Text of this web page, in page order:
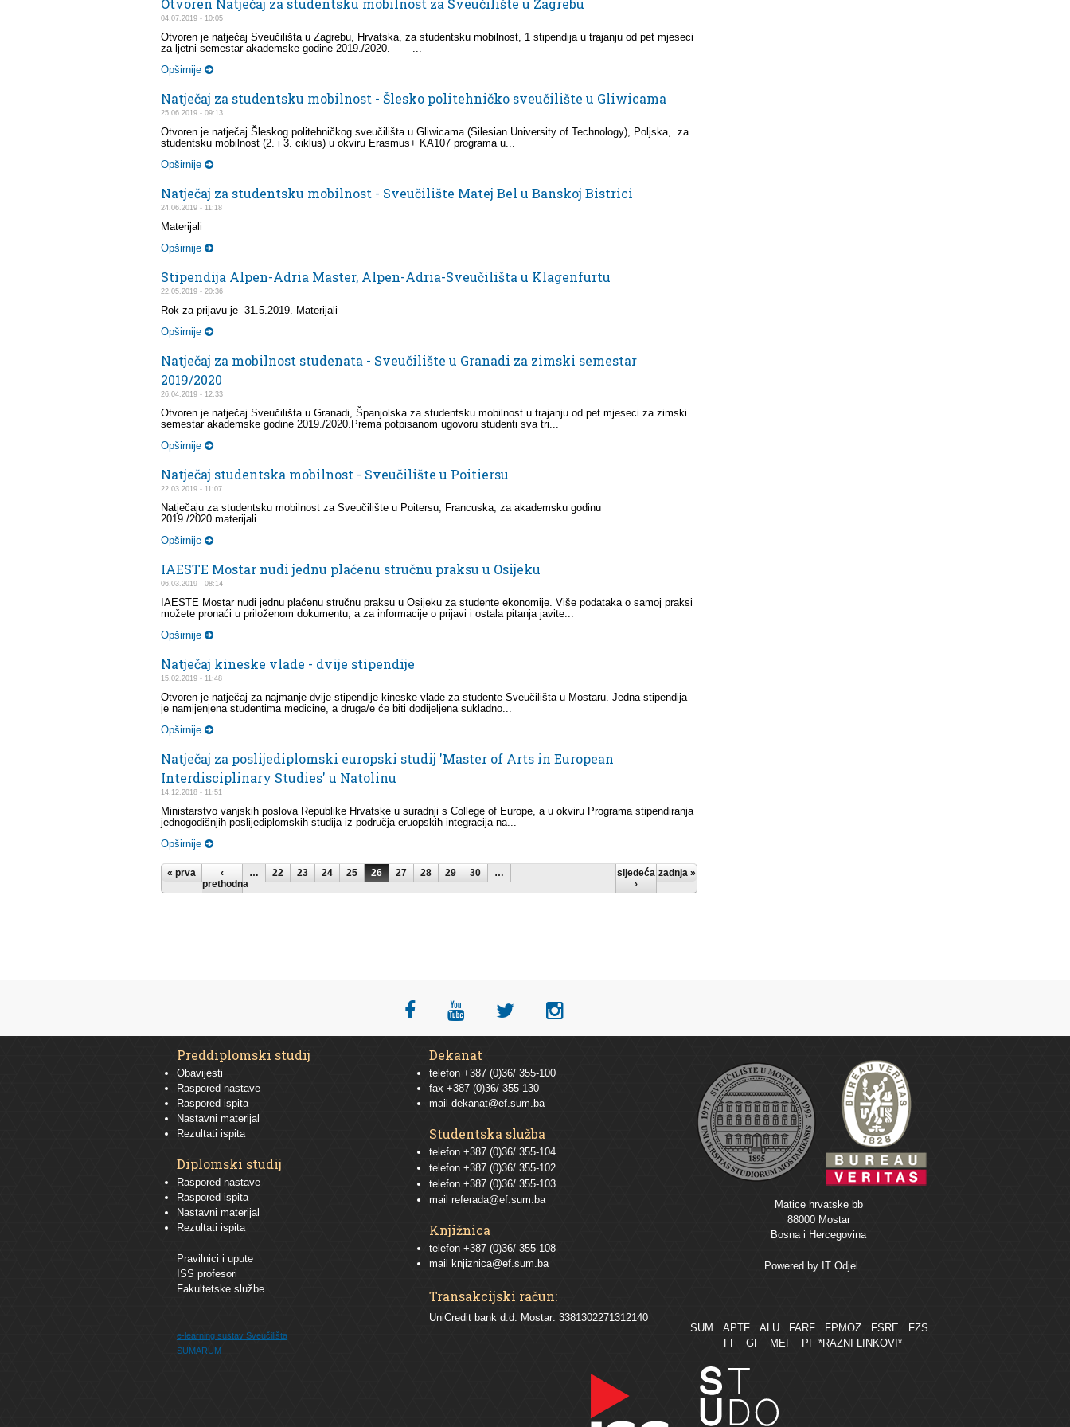
Otvoren Natječaj za studentsku mobilnost za Sveučilište u Zagrebu
04.07.2019 - 10:05
Otvoren je natječaj Sveučilišta u Zagrebu, Hrvatska, za studentsku mobilnost, 1 stipendija u trajanju od pet mjeseci
za ljetni semestar akademske godine 2019./2020. ...
Opširnije
Natječaj za studentsku mobilnost - Šlesko politehničko sveučilište u Gliwicama
25.06.2019 - 09:13
Otvoren je natječaj Šleskog politehničkog sveučilišta u Gliwicama (Silesian University of Technology), Poljska, za
studentsku mobilnost (2. i 3. ciklus) u okviru Erasmus+ KA107 programa u...
Opširnije
Natječaj za studentsku mobilnost - Sveučilište Matej Bel u Banskoj Bistrici
24.06.2019 - 11:18
Materijali
Opširnije
Stipendija Alpen-Adria Master, Alpen-Adria-Sveučilišta u Klagenfurtu
22.05.2019 - 20:36
Rok za prijavu je 31.5.2019. Materijali
Opširnije
Natječaj za mobilnost studenata - Sveučilište u Granadi za zimski semestar
2019/2020
26.04.2019 - 12:33
Otvoren je natječaj Sveučilišta u Granadi, Španjolska za studentsku mobilnost u trajanju od pet mjeseci za zimski
semestar akademske godine 2019./2020.Prema potpisanom ugovoru studenti sva tri...
Opširnije
Natječaj studentska mobilnost - Sveučilište u Poitiersu
22.03.2019 - 11:07
Natječaju za studentsku mobilnost za Sveučilište u Poitersu, Francuska, za akademsku godinu
2019./2020.materijali
Opširnije
IAESTE Mostar nudi jednu plaćenu stručnu praksu u Osijeku
06.03.2019 - 08:14
IAESTE Mostar nudi jednu plaćenu stručnu praksu u Osijeku za studente ekonomije. Više podataka o samoj praksi
možete pronaći u priloženom dokumentu, a za informacije o prijavi i ostala pitanja javite...
Opširnije
Natječaj kineske vlade - dvije stipendije
15.02.2019 - 11:48
Otvoren je natječaj za najmanje dvije stipendije kineske vlade za studente Sveučilišta u Mostaru. Jedna stipendija
je namijenjena studentima medicine, a druga/e će biti dodijeljena sukladno...
Opširnije
Natječaj za poslijediplomski europski studij 'Master of Arts in European
Interdisciplinary Studies' u Natolinu
14.12.2018 - 11:51
Ministarstvo vanjskih poslova Republike Hrvatske u suradnji s College of Europe, a u okviru Programa stipendiranja
jednogodišnjih poslijediplomskih studija iz područja eruopskih integracija na...
Opširnije
Stranice
« prva
‹
prethodna
… 22 23 24 25 26 27 28 29 30 …
sljedeća
›
zadnja »
Preddiplomski studij
Obavijesti
Raspored nastave
Raspored ispita
Nastavni materijal
Rezultati ispita
Diplomski studij
Raspored nastave
Raspored ispita
Nastavni materijal
Rezultati ispita
Pravilnici i upute
ISS profesori
Fakultetske službe
e-learning sustav Sveučilišta
SUMARUM
Dekanat
telefon +387 (0)36/ 355-100
fax +387 (0)36/ 355-130
mail dekanat@ef.sum.ba
Studentska služba
telefon +387 (0)36/ 355-104
telefon +387 (0)36/ 355-102
telefon +387 (0)36/ 355-103
mail referada@ef.sum.ba
Knjižnica
telefon +387 (0)36/ 355-108
mail
knjiznica@ef.sum.ba
Transakcijski račun:
UniCredit bank d.d. Mostar: 3381302271312140
Matice hrvatske bb
88000 Mostar
Bosna i Hercegovina
Powered by IT Odjel
SUM APTF ALU FARF FPMOZ FSRE
FZS
FF
GF MEF PF *RAZNI LINKOVI*